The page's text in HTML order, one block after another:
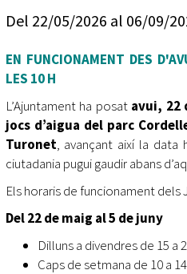
jove 2026
Cerdanyola opta a més
El FIT presenta el
tret de sortida al
l'eclipsi solar
Del 22/05/2026 al 06/09/
EN FUNCIONAMENT DES
LES 10 H
L’Ajuntament ha posat avui, 22
jocs d’aigua del parc
Turonet, avançant així la data
ciutadania pugui gaudir abans
Els horaris de funcionament dels
Del 22 de maig al 5 de juny
Dilluns a divendres de 15 a
Caps de setmana de 10 a